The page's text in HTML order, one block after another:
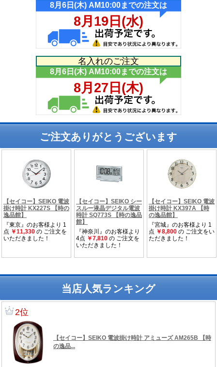
名入れのご注文
ご注文ありがとうございます
当店人気ランキング